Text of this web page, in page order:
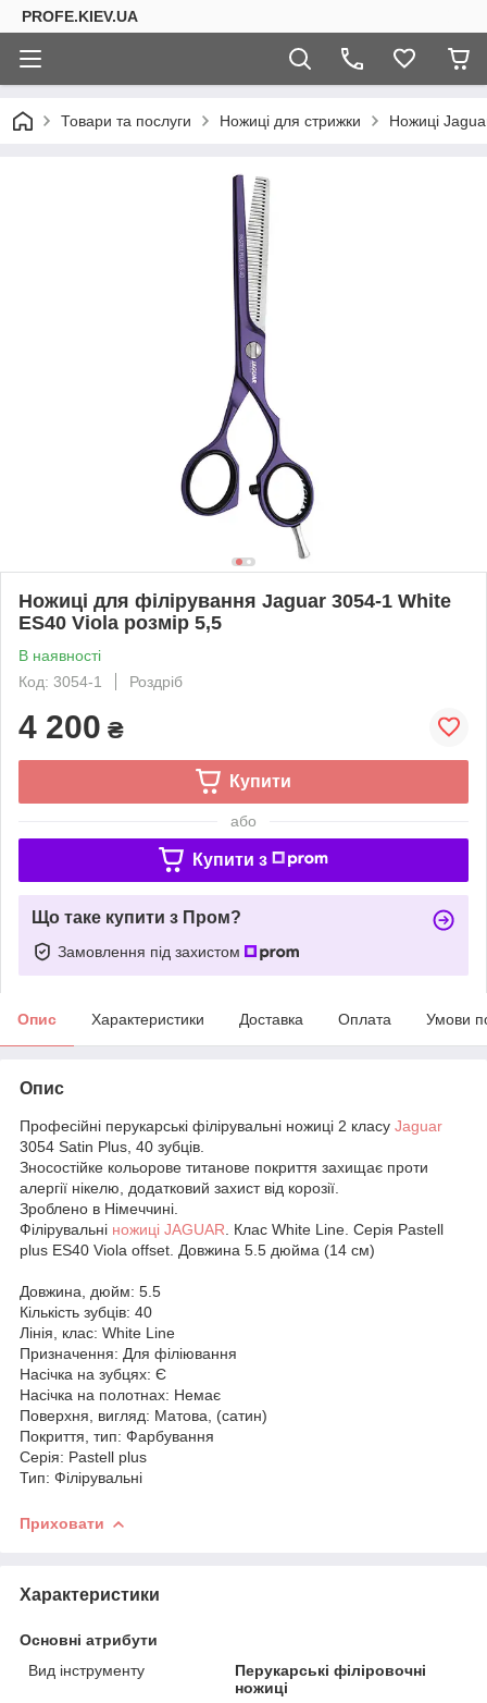
PROFE.KIEV.UA
Товари та послуги Ножиці для стрижки Ножиці
Ножиці для філірування Jaguar 3054-1 White
ES40 Viola розмір 5,5
В наявності
Код: 3054-1
Роздріб
4 200 ₴
Купити
або
Купити з
Що таке купити з Пром?
Замовлення під захистом
Опис Характеристики Доставка Оплата Умови
Опис
Професійні перукарські філірувальні ножиці 2 класу Jaguar
3054 Satin Plus, 40 зубців.
Зносостійке кольорове титанове покриття захищає проти
алергії нікелю, додатковий захист від корозії.
Зроблено в Німеччині.
Філірувальні ножиці JAGUAR . Клас White Line. Серія Pastell
plus ES40 Viola offset. Довжина 5.5 дюйма (14 см)
Довжина, дюйм: 5.5
Кількість зубців: 40
Лінія, клас: White Line
Призначення: Для філіювання
Насічка на зубцях: Є
Насічка на полотнах: Немає
Поверхня, вигляд: Матова, (сатин)
Покриття, тип: Фарбування
Серія: Pastell plus
Тип: Філірувальні
Приховати
Характеристики
Основні атрибути
Вид інструменту
Перукарські філіровочні
ножиці